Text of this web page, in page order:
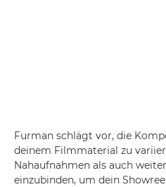
Furman schlägt vor, die
deinem Filmmaterial zu
Nahaufnahmen als auch
einzubinden, um dein